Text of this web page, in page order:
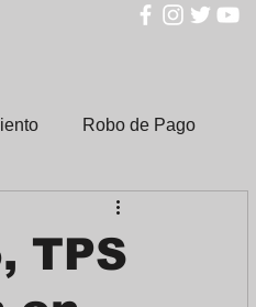
Robo de Pago
Clases de ingles
TPS